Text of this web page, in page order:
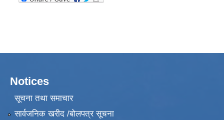
Notices
सूचना तथा समाचार
सार्वजनिक खरीद /बोलपत्र सूचना